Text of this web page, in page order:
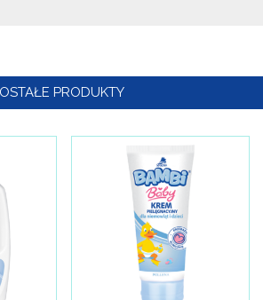
PRODUKTY